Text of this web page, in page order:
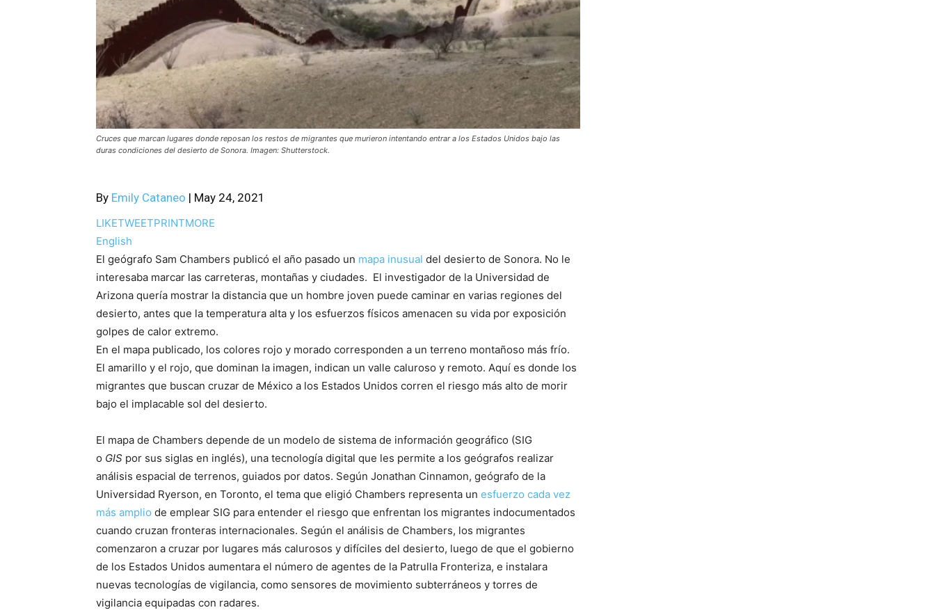
Cruces que marcan lugares donde reposan los restos de migrantes que murieron intentando entrar a los Estados Unidos bajo las
duras condiciones del desierto de Sonora. Imagen: Shutterstock.
By Emily Cataneo | May 24, 2021
LIKETWEETPRINTMORE
English
El geógrafo Sam Chambers publicó el año pasado un mapa inusual del desierto de Sonora. No le
interesaba marcar las carreteras, montañas y ciudades. El investigador de la Universidad de
Arizona quería mostrar la distancia que un hombre joven puede caminar en varias regiones del
desierto, antes que la temperatura alta y los esfuerzos físicos amenacen su vida por exposición
golpes de calor extremo.
En el mapa publicado, los colores rojo y morado corresponden a un terreno montañoso más frío.
El amarillo y el rojo, que dominan la imagen, indican un valle caluroso y remoto. Aquí es donde los
migrantes que buscan cruzar de México a los Estados Unidos corren el riesgo más alto de morir
bajo el implacable sol del desierto.
El mapa de Chambers depende de un modelo de sistema de información geográfico (SIG
o GIS por sus siglas en inglés), una tecnología digital que les permite a los geógrafos realizar
análisis espacial de terrenos, guiados por datos. Según Jonathan Cinnamon, geógrafo de la
Universidad Ryerson, en Toronto, el tema que eligió Chambers representa un esfuerzo cada vez
más amplio de emplear SIG para entender el riesgo que enfrentan los migrantes indocumentados
cuando cruzan fronteras internacionales. Según el análisis de Chambers, los migrantes
comenzaron a cruzar por lugares más calurosos y difíciles del desierto, luego de que el gobierno
de los Estados Unidos aumentara el número de agentes de la Patrulla Fronteriza, e instalara
nuevas tecnologías de vigilancia, como sensores de movimiento subterráneos y torres de
vigilancia equipadas con radares.